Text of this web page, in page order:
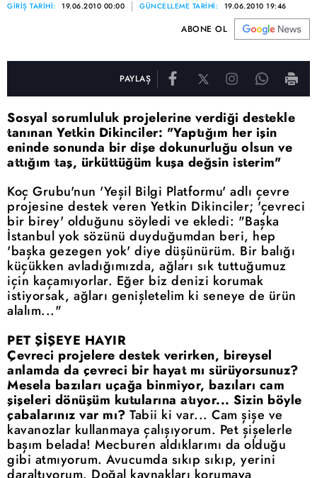
GİRİŞ TARİHİ: 19.06.2010 00:00 GÜNCELLEME TARİHİ: 19.06.2010 19:46
ABONE OL
PAYLAŞ
Sosyal sorumluluk projelerine verdiği destekle
tanınan Yetkin Dikinciler: "Yaptığım her işin
eninde sonunda bir dişe dokunurluğu olsun ve
attığım taş, ürküttüğüm kuşa değsin isterim"
Koç Grubu'nun 'Yeşil Bilgi Platformu' adlı çevre
projesine destek veren Yetkin Dikinciler; 'çevreci
bir birey' olduğunu söyledi ve ekledi: "Başka
İstanbul yok sözünü duyduğumdan beri, hep
'başka gezegen yok' diye düşünürüm. Bir balığı
küçükken avladığımızda, ağları sık tuttuğumuz
için kaçamıyorlar. Eğer biz denizi korumak
istiyorsak, ağları genişletelim ki seneye de ürün
alalım..."
PET ŞİŞEYE HAYIR
Çevreci projelere destek verirken, bireysel
anlamda da çevreci bir hayat mı sürüyorsunuz?
Mesela bazıları uçağa binmiyor, bazıları cam
şişeleri dönüşüm kutularına atıyor... Sizin böyle
çabalarınız var mı? Tabii ki var... Cam şişe ve
kavanozlar kullanmaya çalışıyorum. Pet şişelerle
başım belada! Mecburen aldıklarımı da olduğu
gibi atmıyorum. Avucumda sıkıp sıkıp, yerini